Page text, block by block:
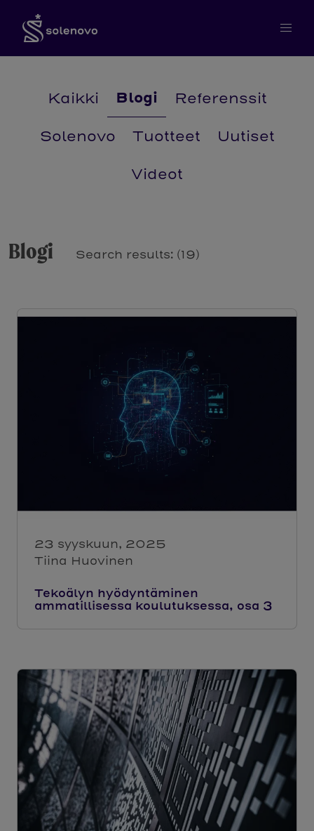
Kaikki Blogi Referenssit
Solenovo Tuotteet Uutiset
Videot
Blogi Search results: (19)
23 syyskuun, 2025
Tiina Huovinen
Tekoälyn hyödyntäminen
ammatillisessa koulutuksessa, osa 3